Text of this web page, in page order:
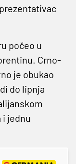
počeo u
Crno-
je obukao
do lipnja
i jednu